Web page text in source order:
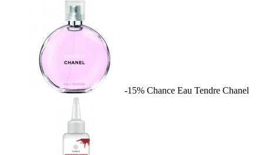
-15% Chance Eau Tendre Chanel